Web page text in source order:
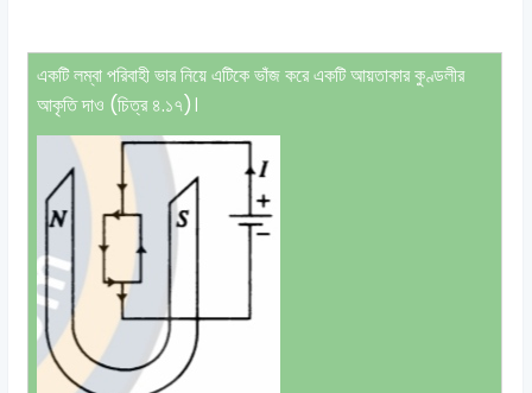
একটি লম্বা পরিবাহী ভার নিয়ে এটিকে ভাঁজ করে একটি আয়তাকার কুণ্ডলীর
আকৃতি দাও (চিত্র ৪.১৭)।